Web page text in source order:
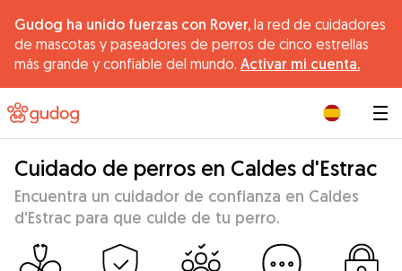
Gudog ha unido fuerzas con Rover, la red de cuidadores
de mascotas y paseadores de perros de cinco estrellas
más grande y confiable del mundo. Activar mi cuenta.
Cuidado de perros en Caldes d'Estrac
Encuentra un cuidador de confianza en Caldes
d'Estrac para que cuide de tu perro.